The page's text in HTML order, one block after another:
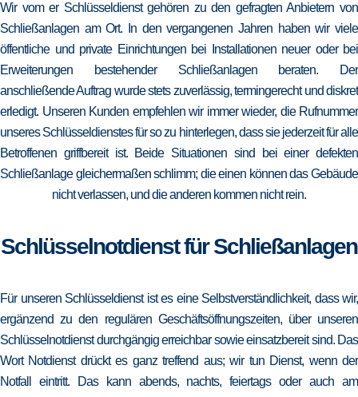
Wir vom er Schlüsseldienst gehören zu den gefragten Anbietern von
Schließanlagen am Ort. In den vergangenen Jahren haben wir viele
öffentliche und private Einrichtungen bei Installationen neuer oder bei
Erweiterungen bestehender Schließanlagen beraten. Der
anschließende Auftrag wurde stets zuverlässig, termingerecht und diskret
erledigt. Unseren Kunden empfehlen wir immer wieder, die Rufnummer
unseres Schlüsseldienstes für so zu hinterlegen, dass sie jederzeit für alle
Betroffenen griffbereit ist. Beide Situationen sind bei einer defekten
Schließanlage gleichermaßen schlimm; die einen können das Gebäude
nicht verlassen, und die anderen kommen nicht rein.
Schlüsselnotdienst für Schließanlagen
Für unseren Schlüsseldienst ist es eine Selbstverständlichkeit, dass wir,
ergänzend zu den regulären Geschäftsöffnungszeiten, über unseren
Schlüsselnotdienst durchgängig erreichbar sowie einsatzbereit sind. Das
Wort Notdienst drückt es ganz treffend aus; wir tun Dienst, wenn der
Notfall eintritt. Das kann abends, nachts, feiertags oder auch am